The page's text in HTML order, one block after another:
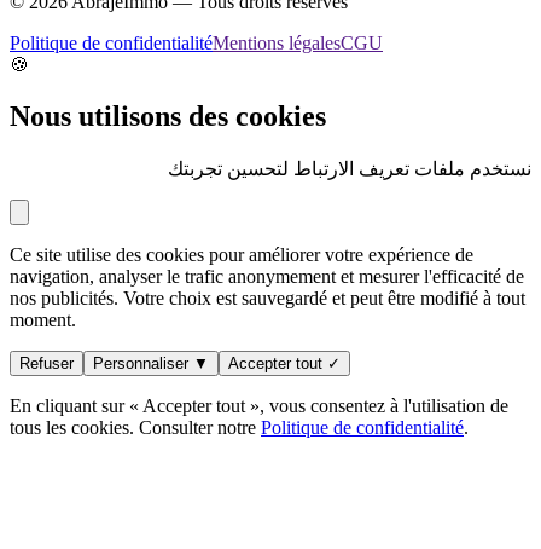
Politique de confidentialitéMentions légalesCGU
🍪
Nous utilisons des cookies
نستخدم ملفات تعريف الارتباط لتحسين تجربتك
Ce site utilise des cookies pour améliorer votre expérience de
navigation, analyser le trafic anonymement et mesurer l'efficacité de
nos publicités. Votre choix est sauvegardé et peut être modifié à tout
moment.
Refuser Personnaliser ▼ Accepter tout ✓
En cliquant sur « Accepter tout », vous consentez à l'utilisation de
tous les cookies. Consulter notre Politique de confidentialité.